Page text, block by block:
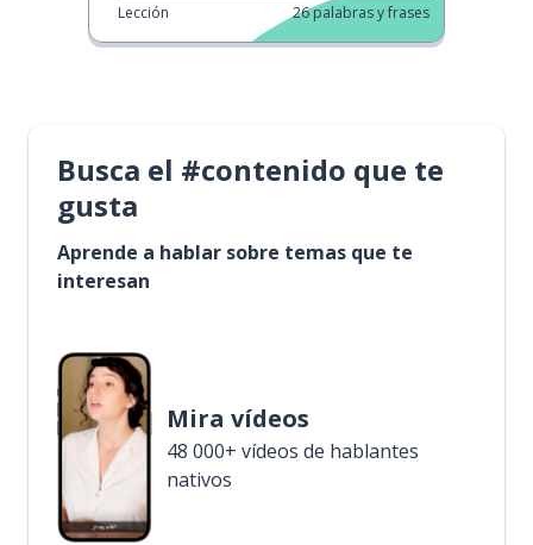
Lección 26palabras y frases
Busca el #contenido que te
gusta
Aprende a hablar sobre temas que te
interesan
Mira vídeos
48 000+ vídeos de hablantes
nativos